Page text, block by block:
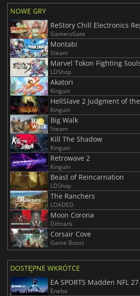
NOWE GRY
ReStory Chill Electronics
GamersGate
Montabi
Steam
Marvel Tokon Fighting
LDShop
Akatori
Kinguin
HellSlave 2 Judgment of
Kinguin
Big Walk
Steam
Kill The Shadow
Kinguin
Retrowave 2
Kinguin
Beast of Reincarnation
LDShop
The Ranchers
LOADED
Moon Corona
Difmark
Corsair Cove
Game Boost
DOSTĘPNE WKRÓTCE
EA SPORTS Madden NFL 27
Eneba